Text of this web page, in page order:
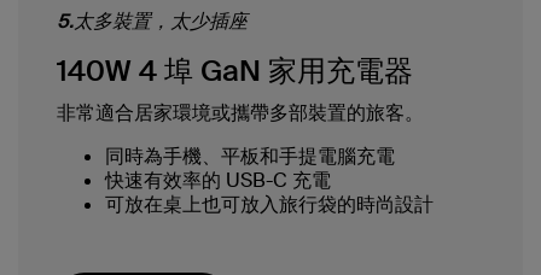
5.太多裝置，太少插座
140W 4 埠 GaN 家用充電器
非常適合居家環境或攜帶多部裝置的旅客。
同時為手機、平板和手提電腦充電
快速有效率的 USB-C 充電
可放在桌上也可放入旅行袋的時尚設計